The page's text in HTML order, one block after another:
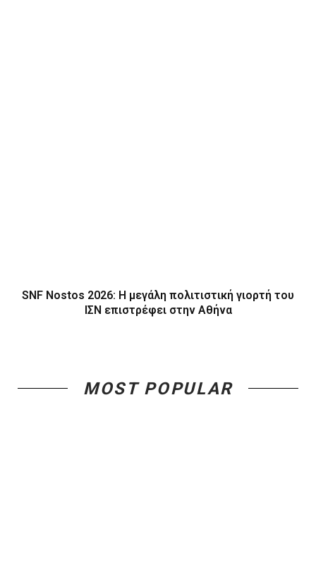
SNF Nostos 2026: Η μεγάλη πολιτιστική γιορτή του
ΙΣΝ επιστρέφει στην Αθήνα
MOST POPULAR